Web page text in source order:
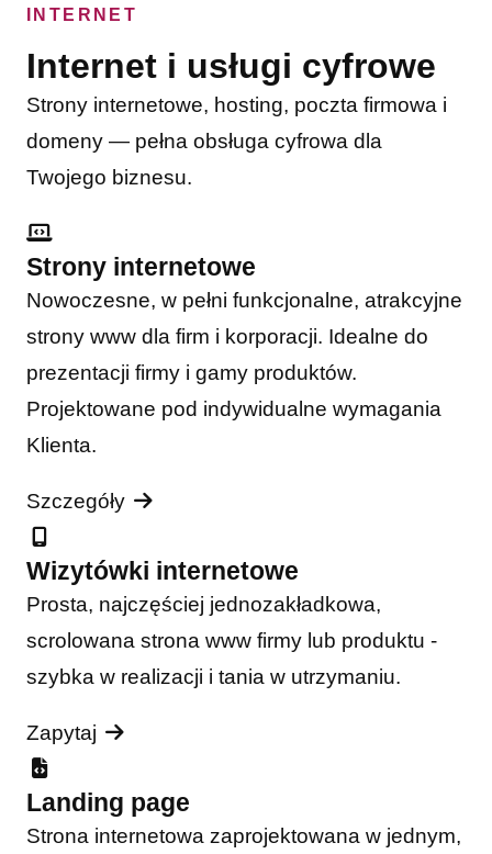
INTERNET
Internet i usługi cyfrowe
Strony internetowe, hosting, poczta firmowa i
domeny — pełna obsługa cyfrowa dla
Twojego biznesu.
Strony internetowe
Nowoczesne, w pełni funkcjonalne, atrakcyjne
strony www dla firm i korporacji. Idealne do
prezentacji firmy i gamy produktów.
Projektowane pod indywidualne wymagania
Klienta.
Szczegóły
Wizytówki internetowe
Prosta, najczęściej jednozakładkowa,
scrolowana strona www firmy lub produktu -
szybka w realizacji i tania w utrzymaniu.
Zapytaj
Landing page
Strona internetowa zaprojektowana w jednym,